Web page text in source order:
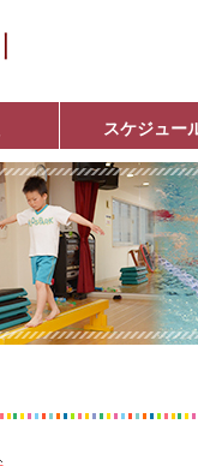
スケジュー